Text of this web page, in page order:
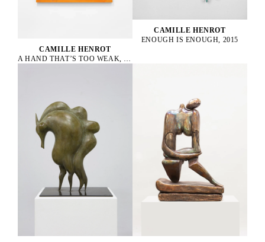
CAMILLE HENROT
A HAND THAT’S TOO WEAK, 2023
CAMILLE HENROT
ENOUGH IS ENOUGH, 2015